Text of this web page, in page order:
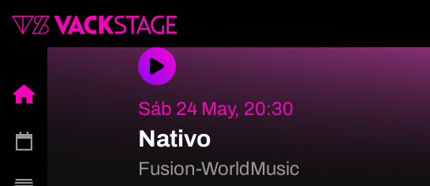
Sáb 24 May, 20:30
Nativo
Fusion-WorldMusic